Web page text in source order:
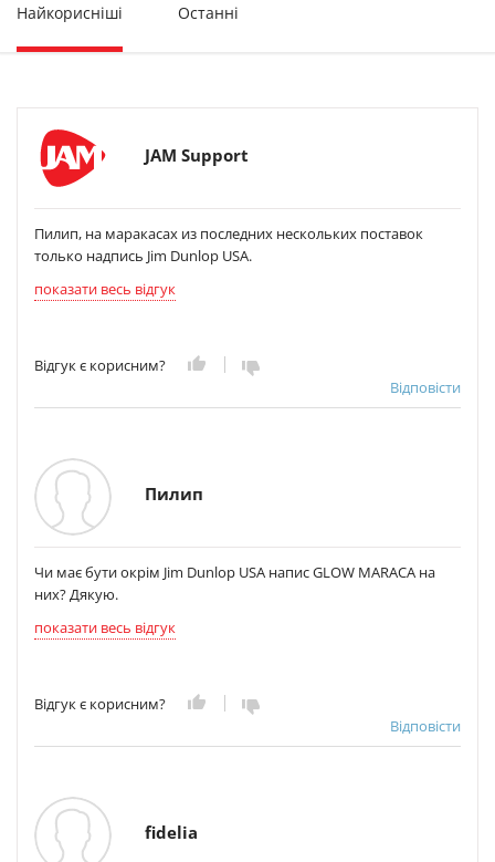
Найкорисніші Останні
JAM Support
Пилип, на маракасах из последних нескольких поставок
только надпись Jim Dunlop USA.
показати весь відгук
Відгук є корисним?
Відповісти
Пилип
Чи має бути окрім Jim Dunlop USA напис GLOW MARACA на
них? Дякую.
показати весь відгук
Відгук є корисним?
Відповісти
fidelia